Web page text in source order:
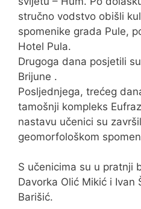
stručno vodstvo obišli
spomenike grada Pule,
Hotel Pula.
Drugoga dana posjetili
Brijune .
Posljednjega, trećeg
tamošnji kompleks
nastavu učenici su
geomorfološkom
S učenicima su u pratnji
Davorka Olić Mikić i Ivan
Barišić.